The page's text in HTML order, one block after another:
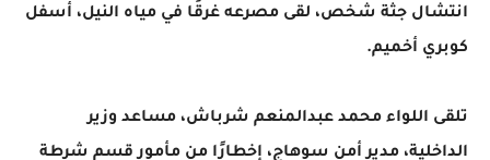
انتشال جثة شخص، لقى مصرعه غرقًا في مياه النيل، أسفل
كوبري أخميم.
تلقى اللواء محمد عبدالمنعم شرباش، مساعد وزير
الداخلية، مدير أمن سوهاج، إخطارًا من مأمور قسم شرطة